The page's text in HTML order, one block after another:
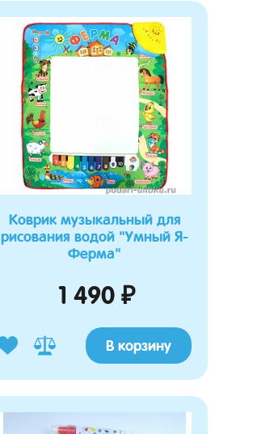
Коврик музыкальный для
рисования водой "Умный Я-
Ферма"
1 490 ₽
В корзину